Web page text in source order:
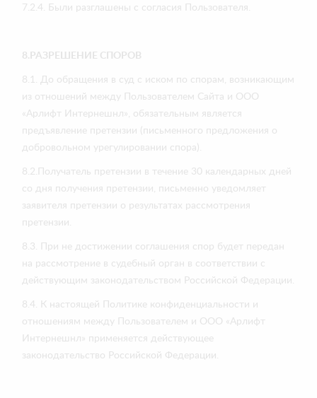
7.2.4. Были разглашены с согласия Пользователя.
8.РАЗРЕШЕНИЕ СПОРОВ
8.1. До обращения в суд с иском по спорам, возникающим
из отношений между Пользователем Сайта и ООО
«Арлифт Интернешнл», обязательным является
предъявление претензии (письменного предложения о
добровольном урегулировании спора).
8.2.Получатель претензии в течение 30 календарных дней
со дня получения претензии, письменно уведомляет
заявителя претензии о результатах рассмотрения
претензии.
8.3. При не достижении соглашения спор будет передан
на рассмотрение в судебный орган в соответствии с
действующим законодательством Российской Федерации.
8.4. К настоящей Политике конфиденциальности и
отношениям между Пользователем и ООО «Арлифт
Интернешнл» применяется действующее
законодательство Российской Федерации.